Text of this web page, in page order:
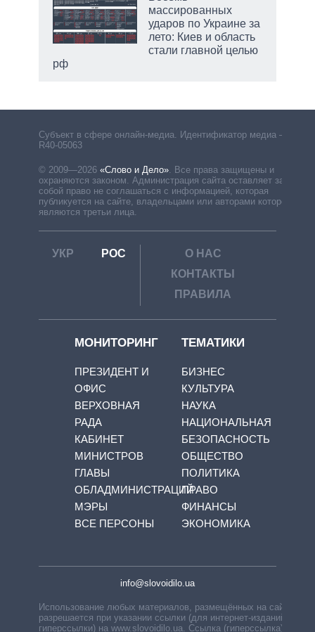
массированных
ударов по Украине за
лето: Киев и область
стали главной целью
рф
Субъект в сфере онлайн-медиа. Идентификатор медиа –
R40-05063
© 2009—2026 «Слово и Дело» Все права защищены и
охраняются законом. Администрация сайта оставляет за
собой право не соглашаться с информацией, которая
публикуется на сайте, владельцами или авторами которой
являются третьи лица.
УКР РОС
О НАС
КОНТАКТЫ
ПРАВИЛА
МОНИТОРИНГ
ПРЕЗИДЕНТ И
ОФИС
ВЕРХОВНАЯ
РАДА
КАБИНЕТ
МИНИСТРОВ
ГЛАВЫ
ОБЛАДМИНИСТРАЦИЙ
МЭРЫ
ВСЕ ПЕРСОНЫ
ТЕМАТИКИ
БИЗНЕС
КУЛЬТУРА
НАУКА
НАЦИОНАЛЬНАЯ
БЕЗОПАСНОСТЬ
ОБЩЕСТВО
ПОЛИТИКА
ПРАВО
ФИНАНСЫ
ЭКОНОМИКА
info@slovoidilo.ua
Использование любых материалов, размещённых на сайте,
разрешается при указании ссылки (для интернет-изданий —
гиперссылки) на www.slovoidilo.ua. Ссылка (гиперссылка)